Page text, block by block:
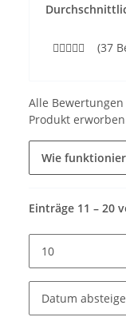
(37
Alle
Produkt
Wie
Einträge 11 – 20